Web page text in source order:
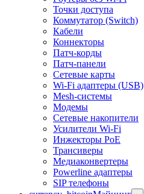
Точки доступа
Коммутатор (Switch)
Кабели
Коннекторы
Патч-корды
Патч-панели
Сетевые карты
Wi-Fi адаптеры (USB)
Mesh-системы
Модемы
Сетевые накопители
Усилители Wi-Fi
Инжекторы PoE
Трансиверы
Медиаконвертеры
Powerline адаптеры
SIP телефоны